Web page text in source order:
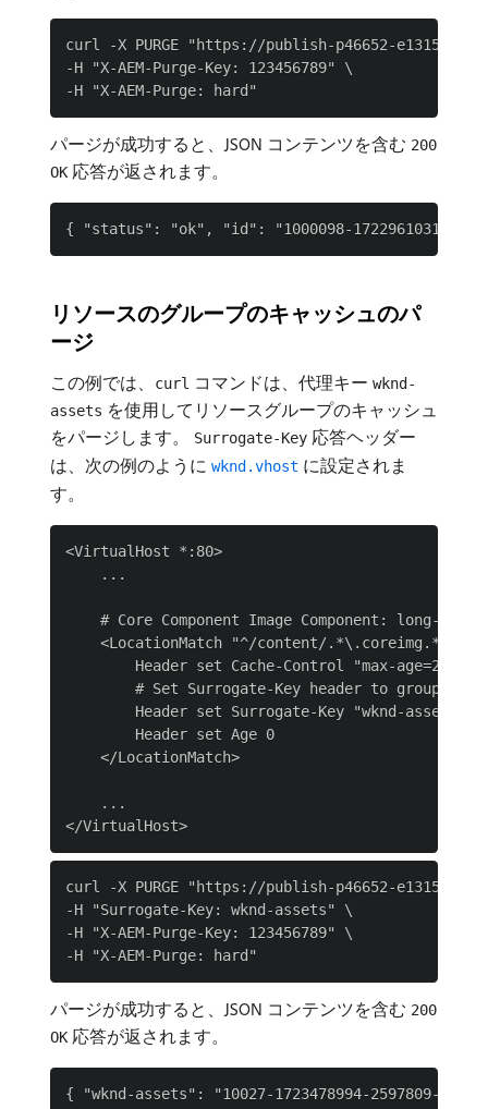
curl -X PURGE "https://publish-p46652-
-H "X-AEM-Purge-Key: 123456789" \
パージが成功すると、JSON コンテンツを含む 200
OK 応答が返されます。
リソースのグループのキャッシュのパ
ージ
この例では、 curl コマンドは、代理キー wknd-
assets を使用してリソースグループのキャッシュ
をパージします。
Surrogate-Key 応答ヘッダー
は、次の例のように wknd.vhost に設定されま
す。
<VirtualHost *:80>
    ...
# Core Component Image Component: long-term
<LocationMatch "^/content/
Header set Cache-Control "max-
# Set Surrogate-Key header to group the
        Header set Surrogate-Key "wknd-assets"
        Header set Age 0
    </LocationMatch>
    ...
curl -X PURGE "https://publish-p46652-
-H "Surrogate-Key: wknd-assets" \
-H "X-AEM-Purge-Key: 123456789" \
パージが成功すると、JSON コンテンツを含む 200
OK 応答が返されます。